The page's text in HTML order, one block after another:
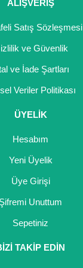
ALIŞVERİŞ
Satış Sözleşmesi
ve Güvenlik
ve İade Şartları
Veriler Politikası
ÜYELİK
Hesabım
Yeni Üyelik
Üye Girişi
Şifremi Unuttum
Sepetiniz
TAKİP EDİN